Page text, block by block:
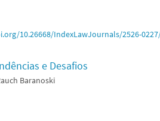
10.26668/IndexLawJournals/2526-
e Desafios
Baranoski